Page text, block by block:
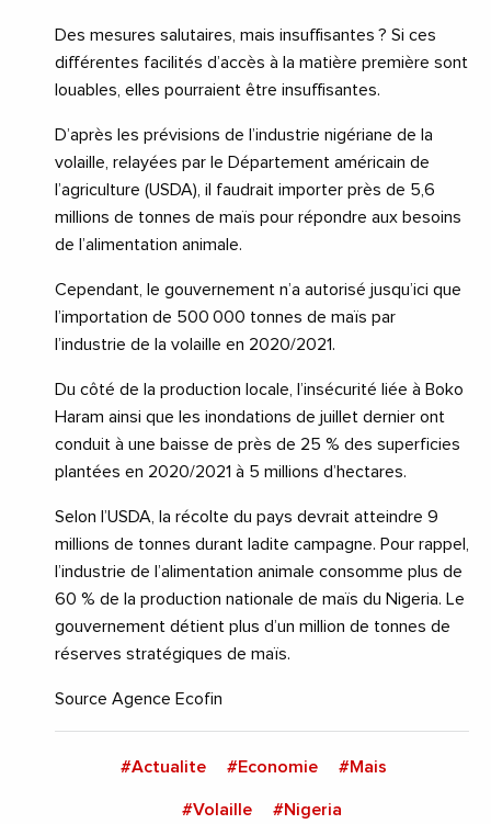
Des mesures salutaires, mais insuffisantes ? Si ces
différentes facilités d’accès à la matière première sont
louables, elles pourraient être insuffisantes.
D’après les prévisions de l’industrie nigériane de la
volaille, relayées par le Département américain de
l’agriculture (USDA), il faudrait importer près de 5,6
millions de tonnes de maïs pour répondre aux besoins
de l’alimentation animale.
Cependant, le gouvernement n’a autorisé jusqu’ici que
l’importation de 500 000 tonnes de maïs par
l’industrie de la volaille en 2020/2021.
Du côté de la production locale, l’insécurité liée à Boko
Haram ainsi que les inondations de juillet dernier ont
conduit à une baisse de près de 25 % des superficies
plantées en 2020/2021 à 5 millions d’hectares.
Selon l’USDA, la récolte du pays devrait atteindre 9
millions de tonnes durant ladite campagne. Pour rappel,
l’industrie de l’alimentation animale consomme plus de
60 % de la production nationale de maïs du Nigeria. Le
gouvernement détient plus d’un million de tonnes de
réserves stratégiques de maïs.
Source Agence Ecofin
#Actualite #Economie #Mais
#Volaille #Nigeria